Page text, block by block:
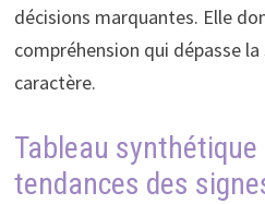
décisions marquantes. Elle
compréhension qui dépasse
caractère.
Tableau synthétique
tendances des